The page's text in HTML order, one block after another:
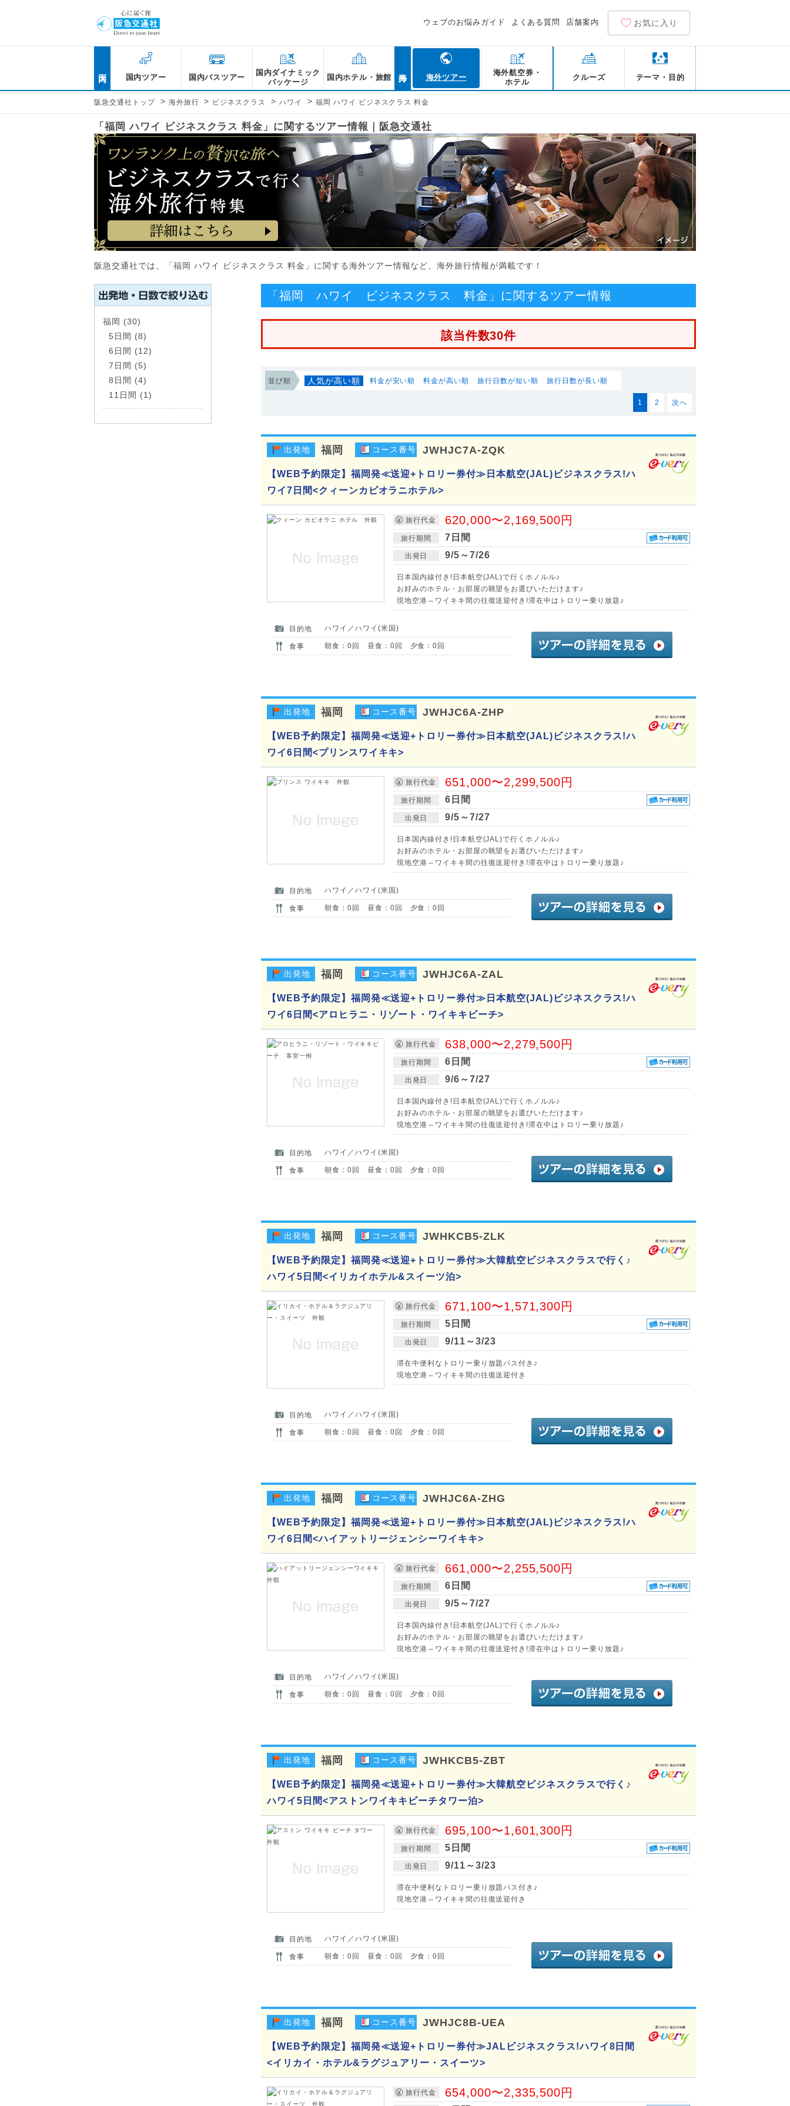
ウェブのお悩みガイド よくある質問 店舗案内 お気に入り
国内ツアー 国内バスツアー
国内ダイナミック
パッケージ
国内ホテル・旅館 海外ツアー
海外航空券・
ホテル
クルーズ テーマ・目的
阪急交通社トップ > 海外旅行 > ビジネスクラス > ハワイ > 福岡 ハワイ ビジネスクラス 料金
「福岡 ハワイ ビジネスクラス 料金」に関するツアー情報｜阪急交通社
阪急交通社では、「福岡 ハワイ ビジネスクラス 料金」に関する海外ツアー情報など、海外旅行情報が満載です！
「福岡 ハワイ ビジネスクラス 料金」に関するツアー情報
該当件数30件
並び順 人気が高い順 料金が安い順 料金が高い順 旅行日数が短い順 旅行日数が長い順
1 2 次へ
出発地 福岡 コース番号 JWHJC7A-ZQK
【WEB予約限定】福岡発≪送迎+トロリー券付≫日本航空(JAL)ビジネスクラス!ハ
ワイ7日間<クィーンカピオラニホテル>
旅行代金 620,000〜2,169,500円
旅行期間 7日間
出発日 9/5～7/26
日本国内線付き!日本航空(JAL)で行くホノルル♪
お好みのホテル・お部屋の眺望をお選びいただけます♪
現地空港⇔ワイキキ間の往復送迎付き!滞在中はトロリー乗り放題♪
目的地 ハワイ／ハワイ(米国)
食事 朝食：0回 昼食：0回 夕食：0回
出発地 福岡 コース番号 JWHJC6A-ZHP
【WEB予約限定】福岡発≪送迎+トロリー券付≫日本航空(JAL)ビジネスクラス!ハ
ワイ6日間<プリンスワイキキ>
旅行代金 651,000〜2,299,500円
旅行期間 6日間
出発日 9/5～7/27
日本国内線付き!日本航空(JAL)で行くホノルル♪
お好みのホテル・お部屋の眺望をお選びいただけます♪
現地空港⇔ワイキキ間の往復送迎付き!滞在中はトロリー乗り放題♪
目的地 ハワイ／ハワイ(米国)
食事 朝食：0回 昼食：0回 夕食：0回
出発地 福岡 コース番号 JWHJC6A-ZAL
【WEB予約限定】福岡発≪送迎+トロリー券付≫日本航空(JAL)ビジネスクラス!ハ
ワイ6日間<アロヒラニ・リゾート・ワイキキビーチ>
旅行代金 638,000〜2,279,500円
旅行期間 6日間
出発日 9/6～7/27
日本国内線付き!日本航空(JAL)で行くホノルル♪
お好みのホテル・お部屋の眺望をお選びいただけます♪
現地空港⇔ワイキキ間の往復送迎付き!滞在中はトロリー乗り放題♪
目的地 ハワイ／ハワイ(米国)
食事 朝食：0回 昼食：0回 夕食：0回
出発地 福岡 コース番号 JWHKCB5-ZLK
【WEB予約限定】福岡発≪送迎+トロリー券付≫大韓航空ビジネスクラスで行く♪
ハワイ5日間<イリカイホテル&スイーツ泊>
旅行代金 671,100〜1,571,300円
旅行期間 5日間
出発日 9/11～3/23
滞在中便利なトロリー乗り放題パス付き♪
現地空港⇔ワイキキ間の往復送迎付き
目的地 ハワイ／ハワイ(米国)
食事 朝食：0回 昼食：0回 夕食：0回
出発地 福岡 コース番号 JWHJC6A-ZHG
【WEB予約限定】福岡発≪送迎+トロリー券付≫日本航空(JAL)ビジネスクラス!ハ
ワイ6日間<ハイアットリージェンシーワイキキ>
旅行代金 661,000〜2,255,500円
旅行期間 6日間
出発日 9/5～7/27
日本国内線付き!日本航空(JAL)で行くホノルル♪
お好みのホテル・お部屋の眺望をお選びいただけます♪
現地空港⇔ワイキキ間の往復送迎付き!滞在中はトロリー乗り放題♪
目的地 ハワイ／ハワイ(米国)
食事 朝食：0回 昼食：0回 夕食：0回
出発地 福岡 コース番号 JWHKCB5-ZBT
【WEB予約限定】福岡発≪送迎+トロリー券付≫大韓航空ビジネスクラスで行く♪
ハワイ5日間<アストンワイキキビーチタワー泊>
旅行代金 695,100〜1,601,300円
旅行期間 5日間
出発日 9/11～3/23
滞在中便利なトロリー乗り放題パス付き♪
現地空港⇔ワイキキ間の往復送迎付き
目的地 ハワイ／ハワイ(米国)
食事 朝食：0回 昼食：0回 夕食：0回
出発地 福岡 コース番号 JWHJC8B-UEA
【WEB予約限定】福岡発≪送迎+トロリー券付≫JALビジネスクラス!ハワイ8日間
<イリカイ・ホテル&ラグジュアリー・スイーツ>
旅行代金 654,000〜2,335,500円
福岡 (30)
5日間 (8)
6日間 (12)
7日間 (5)
8日間 (4)
11日間 (1)